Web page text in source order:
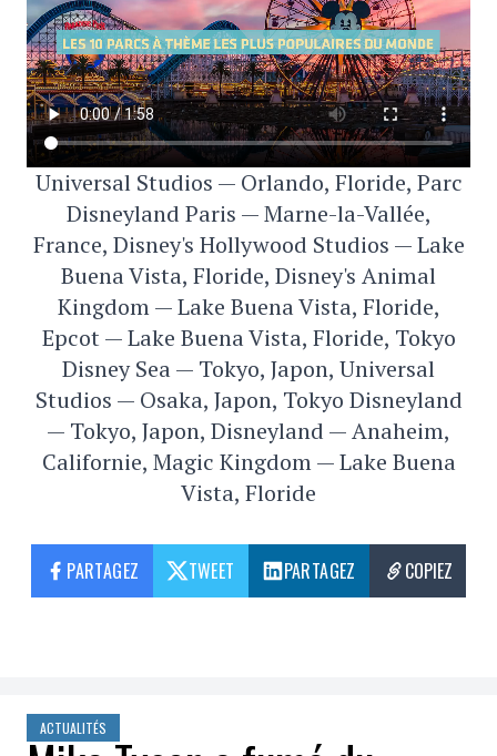
Universal Studios — Orlando, Floride, Parc
Disneyland Paris — Marne-la-Vallée,
France, Disney's Hollywood Studios — Lake
Buena Vista, Floride, Disney's Animal
Kingdom — Lake Buena Vista, Floride,
Epcot — Lake Buena Vista, Floride, Tokyo
Disney Sea — Tokyo, Japon, Universal
Studios — Osaka, Japon, Tokyo Disneyland
— Tokyo, Japon, Disneyland — Anaheim,
Californie, Magic Kingdom — Lake Buena
Vista, Floride
PARTAGEZ TWEET PARTAGEZ COPIEZ
ACTUALITÉS